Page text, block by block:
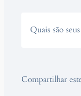
Quais são
Compartilhar